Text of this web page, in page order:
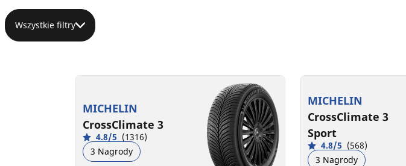
Wszystkie filtry
MICHELIN
CrossClimate 3
4.8/5 (1316)
3 Nagrody
MICHELIN
CrossClimate 3
Sport
4.8/5 (568)
3 Nagrody